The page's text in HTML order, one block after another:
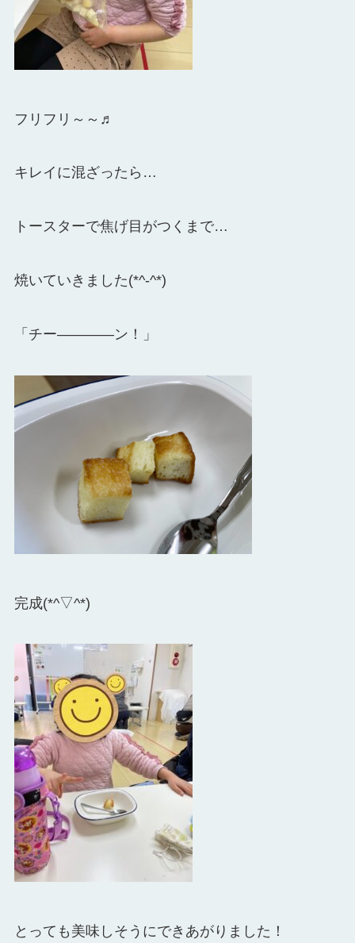
フリフリ～～♬
キレイに混ざったら…
トースターで焦げ目がつくまで…
焼いていきました(*^-^*)
「チー――――ン！」
完成(*^▽^*)
とっても美味しそうにできあがりました！